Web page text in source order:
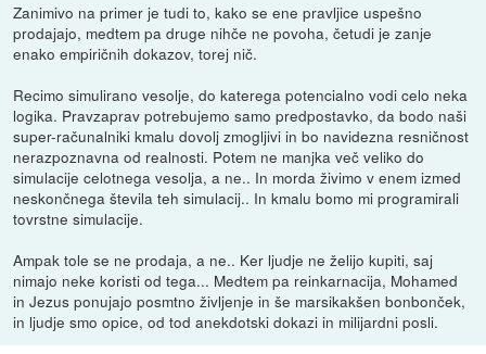
Zanimivo na primer je tudi to, kako se ene pravljice uspešno
prodajajo, medtem pa druge nihče ne povoha, četudi je zanje
enako empiričnih dokazov, torej nič.
Recimo simulirano vesolje, do katerega potencialno vodi celo neka
logika. Pravzaprav potrebujemo samo predpostavko, da bodo naši
super-računalniki kmalu dovolj zmogljivi in bo navidezna resničnost
nerazpoznavna od realnosti. Potem ne manjka več veliko do
simulacije celotnega vesolja, a ne.. In morda živimo v enem izmed
neskončnega števila teh simulacij.. In kmalu bomo mi programirali
tovrstne simulacije.
Ampak tole se ne prodaja, a ne.. Ker ljudje ne želijo kupiti, saj
nimajo neke koristi od tega... Medtem pa reinkarnacija, Mohamed
in Jezus ponujajo posmtno življenje in še marsikakšen bonbonček,
in ljudje smo opice, od tod anekdotski dokazi in milijardni posli.